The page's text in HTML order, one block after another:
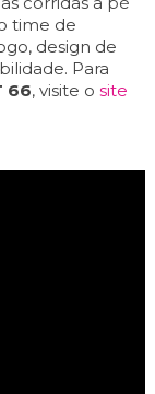
time de
design de
Para
66, visite o site